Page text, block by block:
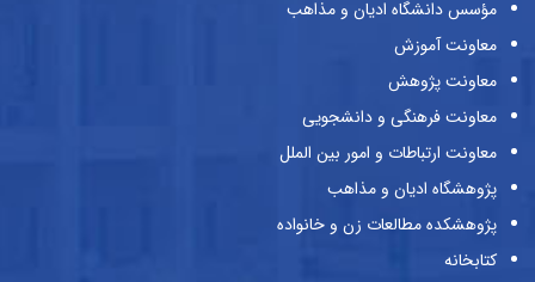
مؤسس دانشگاه ادیان و مذاهب
معاونت آموزش
معاونت پژوهش
معاونت فرهنگی و دانشجویی
معاونت ارتباطات و امور بین الملل
پژوهشگاه ادیان و مذاهب
پژوهشکده مطالعات زن و خانواده
کتابخانه